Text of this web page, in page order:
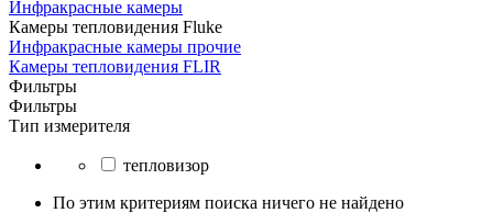
Инфракрасные камеры
Камеры тепловидения Fluke
Инфракрасные камеры прочие
Камеры тепловидения FLIR
Фильтры
Фильтры
Тип измерителя
тепловизор
По этим критериям поиска ничего не найдено